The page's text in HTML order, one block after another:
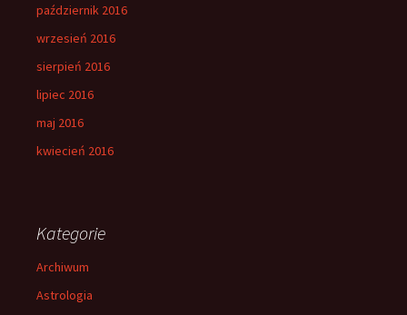
październik 2016
wrzesień 2016
sierpień 2016
lipiec 2016
maj 2016
kwiecień 2016
Kategorie
Archiwum
Astrologia